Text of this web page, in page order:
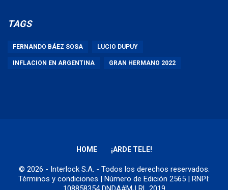
TAGS
FERNANDO BÁEZ SOSA LUCIO DUPUY
INFLACION EN ARGENTINA GRAN HERMANO 2022
HOME ¡ARDE TELE!
© 2026 - Interlock S.A. - Todos los derechos reservados.
Términos y condiciones | Número de Edición 2565 | RNPI: